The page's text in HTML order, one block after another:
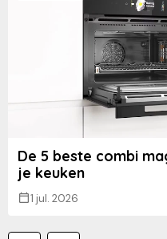
De 5 beste combi
je keuken
1 jul. 2026